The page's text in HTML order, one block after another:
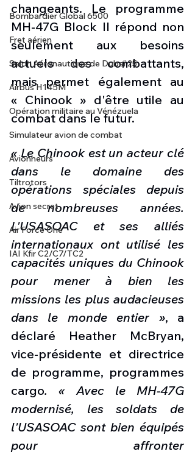
Bombardier Global 6500
Fret aérien
Salon Aéronautique de Dubaï 25
Airbus H145M
Opération militaire au Vénézuela
Simulateur avion de combat
Avionneurs
Tiltrotors
Avion secret
Air Force One
IAI Kfir C2/C7/TC2
changeants. Le programme
MH-47G Block II répond non
seulement aux besoins
actuels des combattants,
mais permet également au
« Chinook » d'être utile au
combat dans le futur.
« Le Chinook est un acteur clé
dans le domaine des
opérations spéciales depuis
de nombreuses années.
L'USASOAC et ses alliés
internationaux ont utilisé les
capacités uniques du Chinook
pour mener à bien les
missions les plus audacieuses
dans le monde entier », a
déclaré Heather McBryan,
vice-présidente et directrice
de programme, programmes
cargo. « Avec le MH-47G
modernisé, les soldats de
l'USASOAC sont bien équipés
pour affronter